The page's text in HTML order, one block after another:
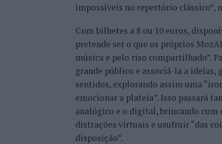
impossíveis no repertório
Com bilhetes a 8 ou 10 euros,
pretende ser o que os próprios
música e pelo riso compartilhado”.
grande público e associá-la a ideias,
sentidos, explorando assim uma
emocionar a plateia”. Isso passará
analógico e o digital, brincando com
distrações virtuais e usufruir “das
disposição”.